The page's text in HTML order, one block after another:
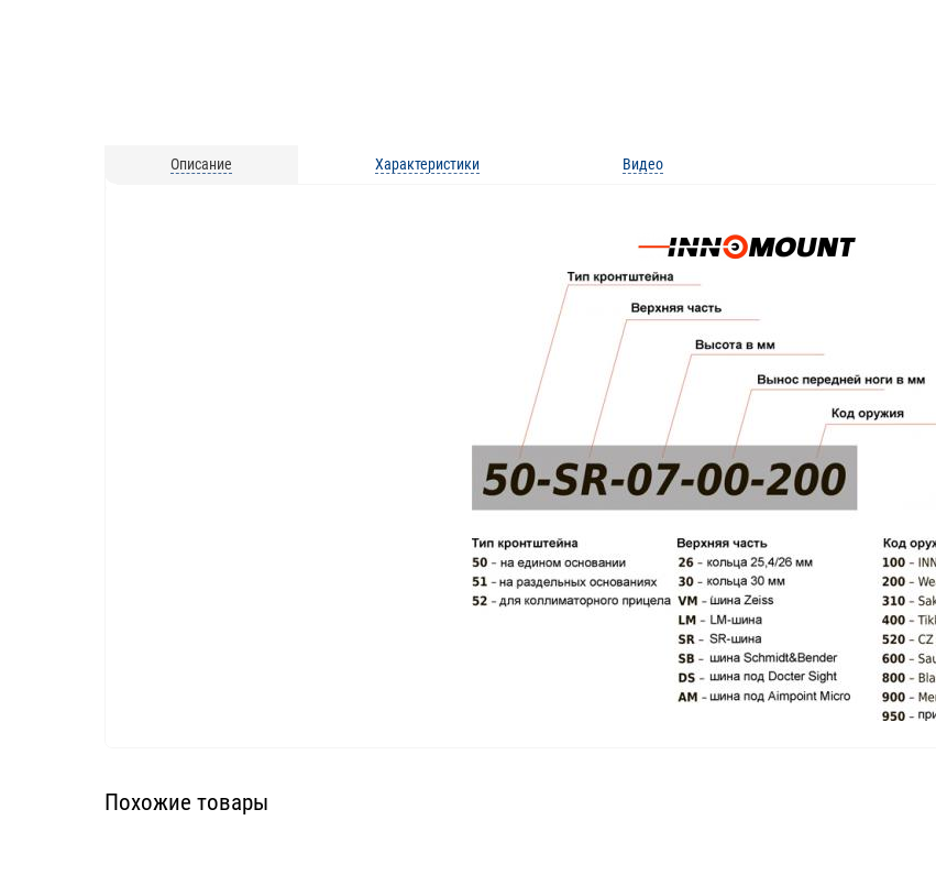
Описание Характеристики Видео
Похожие товары